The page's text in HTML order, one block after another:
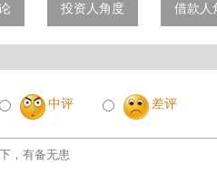
投资人角度 借款人
中评 差评